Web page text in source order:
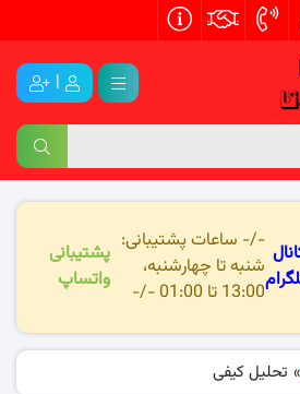
|
-/- ساعات پشتیبانی:
شنبه تا چهارشنبه،
13:00 تا 01:00 -/-
پشتیبانی
واتساپ
» تحلیل کیفی